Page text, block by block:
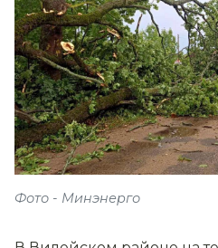
Фото - Минэнерго